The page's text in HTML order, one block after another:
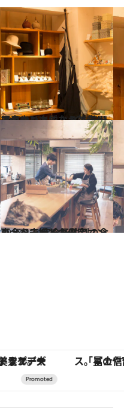
2019.12.14
【青山】上質なキッチン用品やリネン♪ インテリアのヒントになる雑貨屋さん
ライフスタイル
2018.12.15
リノベートした自宅マンションで 完全予約制の食事会を夫婦で主催
ライフスタイル
「星のや富士」でデジタルデトックス。冨士信仰の歴史を辿り、心身を調える。 【夏限定ディナーコース】旬を